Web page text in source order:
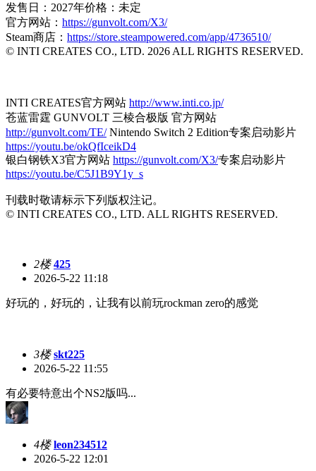
发售日：2027年价格：未定
官方网站： https://gunvolt.com/X3/
Steam商店： https://store.steampowered.com/app/4736510/
© INTI CREATES CO., LTD. 2026 ALL RIGHTS RESERVED.
INTI CREATES官方网站 http://www.inti.co.jp/
苍蓝雷霆 GUNVOLT 三棱合极版 官方网站
http://gunvolt.com/TE/Nintendo Switch 2 Edition专案启动影片
https://youtu.be/okQfIceikD4
银白钢铁X3官方网站 https://gunvolt.com/X3/专案启动影片
https://youtu.be/C5J1B9Y1y_s
刊载时敬请标示下列版权注记。
© INTI CREATES CO., LTD. ALL RIGHTS RESERVED.
2楼 425
2026-5-22 11:18
好玩的，好玩的，让我有以前玩rockman zero的感觉
3楼 skt225
2026-5-22 11:55
有必要特意出个NS2版吗...
4楼 leon234512
2026-5-22 12:01